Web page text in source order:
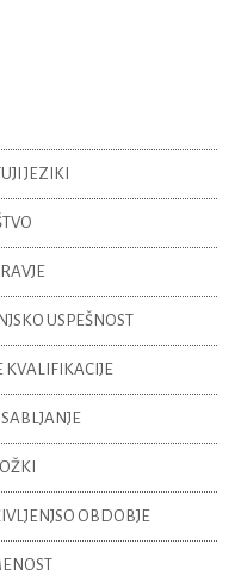
JEZIKI
USPEŠNOST
KVALIFIKACIJE
OBDOBJE